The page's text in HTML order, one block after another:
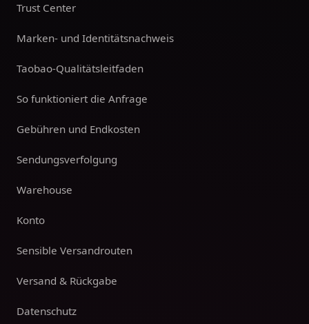
Trust Center
Marken- und Identitätsnachweis
Taobao-Qualitätsleitfaden
So funktioniert die Anfrage
Gebühren und Endkosten
Sendungsverfolgung
Warehouse
Konto
Sensible Versandrouten
Versand & Rückgabe
Datenschutz